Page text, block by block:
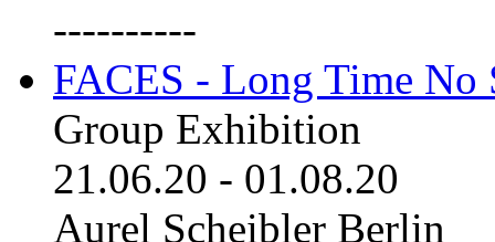
----------
FACES - Long Time No
Group Exhibition
21.06.20 - 01.08.20
Aurel Scheibler Berlin